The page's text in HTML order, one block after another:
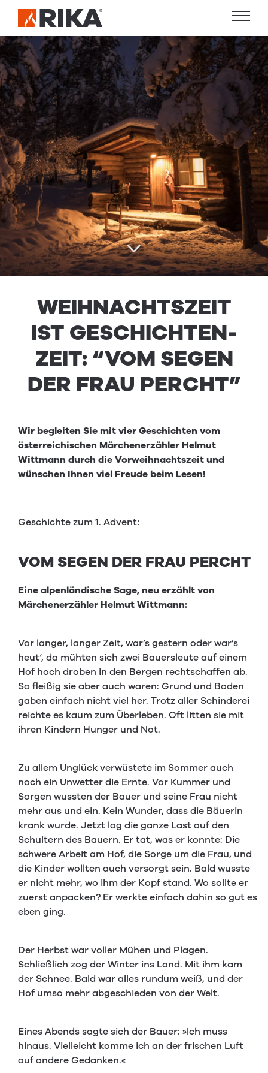
WEI­H­NACHT­SZEIT
IST GESCHICHTEN­
ZEIT:“VOM SEGEN
DER FRAU PER­CHT”
Wir begleiten Sie mit vier Geschichten vom
österreichischen Märchenerzähler Helmut
Wittmann durch die Vorweihnachtszeit und
wünschen Ihnen viel Freude beim Lesen!
Geschichte zum 1. Advent:
VOM SEGEN DER FRAU PERCHT
Eine alpenländische Sage, neu erzählt von
Märchenerzähler Helmut Wittmann:
Vor langer, langer Zeit, war’s gestern oder war’s
heut‘, da mühten sich zwei Bauersleute auf einem
Hof hoch droben in den Bergen rechtschaffen ab.
So fleißig sie aber auch waren: Grund und Boden
gaben einfach nicht viel her. Trotz aller Schinderei
reichte es kaum zum Überleben. Oft litten sie mit
ihren Kindern Hunger und Not.
Zu allem Unglück verwüstete im Sommer auch
noch ein Unwetter die Ernte. Vor Kummer und
Sorgen wussten der Bauer und seine Frau nicht
mehr aus und ein. Kein Wunder, dass die Bäuerin
krank wurde. Jetzt lag die ganze Last auf den
Schultern des Bauern. Er tat, was er konnte: Die
schwere Arbeit am Hof, die Sorge um die Frau, und
die Kinder wollten auch versorgt sein. Bald wusste
er nicht mehr, wo ihm der Kopf stand. Wo sollte er
zuerst anpacken? Er werkte einfach dahin so gut es
eben ging.
Der Herbst war voller Mühen und Plagen.
Schließlich zog der Winter ins Land. Mit ihm kam
der Schnee. Bald war alles rundum weiß, und der
Hof umso mehr abgeschieden von der Welt.
Eines Abends sagte sich der Bauer: »Ich muss
hinaus. Vielleicht komme ich an der frischen Luft
auf andere Gedanken.«